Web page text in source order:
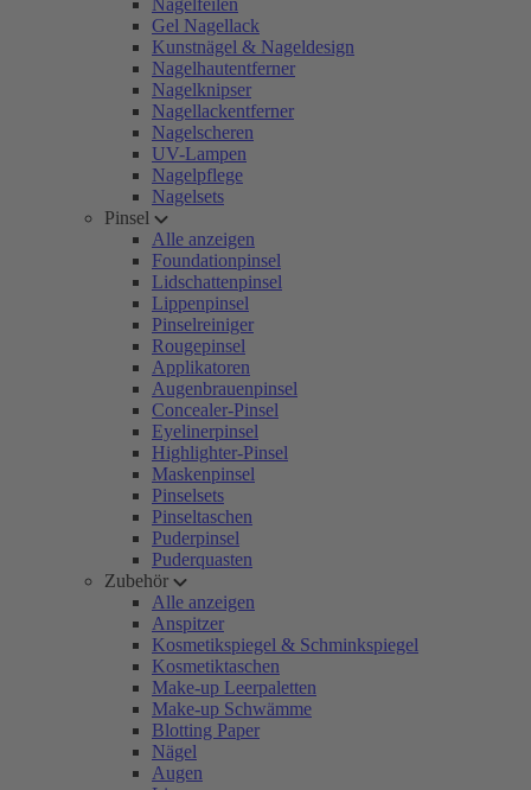
Nagelfeilen
Gel Nagellack
Kunstnägel & Nageldesign
Nagelhautentferner
Nagelknipser
Nagellackentferner
Nagelscheren
UV-Lampen
Nagelpflege
Nagelsets
Pinsel
Alle anzeigen
Foundationpinsel
Lidschattenpinsel
Lippenpinsel
Pinselreiniger
Rougepinsel
Applikatoren
Augenbrauenpinsel
Concealer-Pinsel
Eyelinerpinsel
Highlighter-Pinsel
Maskenpinsel
Pinselsets
Pinseltaschen
Puderpinsel
Puderquasten
Zubehör
Alle anzeigen
Anspitzer
Kosmetikspiegel & Schminkspiegel
Kosmetiktaschen
Make-up Leerpaletten
Make-up Schwämme
Blotting Paper
Nägel
Augen